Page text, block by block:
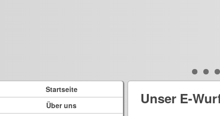
Startseite
Über uns
Unser E-